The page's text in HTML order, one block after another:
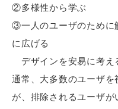
②多様性から学ぶ
③一人のユーザのために
に広げる
デザインを安易に考え
通常、大多数のユーザを
が、排除されるユーザ